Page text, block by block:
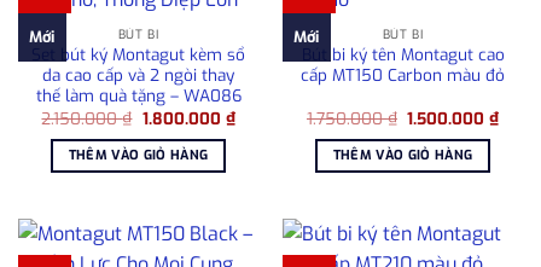
Mới BÚT BI
Set bút ký Montagut kèm sổ
da cao cấp và 2 ngòi thay
thế làm quà tặng – WA086
2.150.000₫ Giá
là:
2.150.000 ₫.
1.800.000 ₫Giá
hiện
1.800.000 ₫.
THÊM VÀO GIỎ HÀNG
Mới BÚT BI
Bút bi ký tên Montagut cao
cấp MT150 Carbon màu đỏ
1.750.000₫ Giá
là:
1.750.000 ₫.
1.500.000₫Giá
hiện
THÊM VÀO GIỎ HÀNG